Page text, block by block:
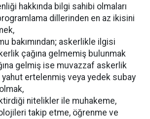
hakkında bilgi sahibi olmaları
dillerinden en az ikisini
bakımından; askerlikle ilgisi
çağına gelmemiş bulunmak
gelmiş ise muvazzaf askerlik
yahut ertelenmiş veya yedek subay
nitelikler ile muhakeme,
takip etme, öğrenme ve